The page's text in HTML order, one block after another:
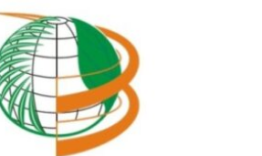
pedagang mengatakan,
yang belum membongkar
mendapat …